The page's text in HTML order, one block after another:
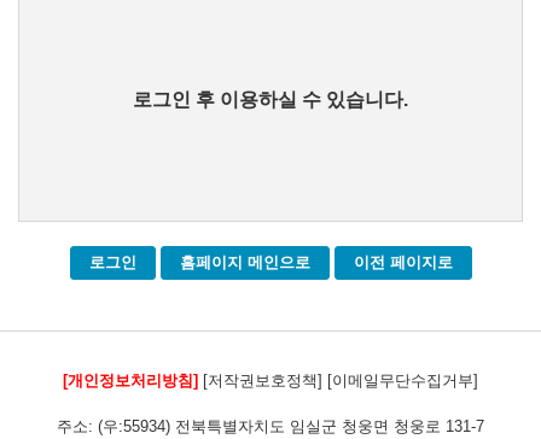
로그인 후 이용하실 수 있습니다.
로그인 홈페이지 메인으로 이전 페이지로
[개인정보처리방침] [저작권보호정책] [이메일무단수집거부]
주소: (우:55934) 전북특별자치도 임실군 청웅면 청웅로 131-7